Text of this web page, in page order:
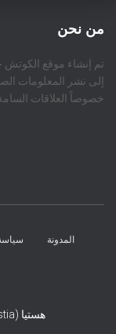
من نحن
إلى نشر المعلومات
خصوصاً العلاقات
المدونة
هستيا (Hestia) | تّم التطوير بواسطة